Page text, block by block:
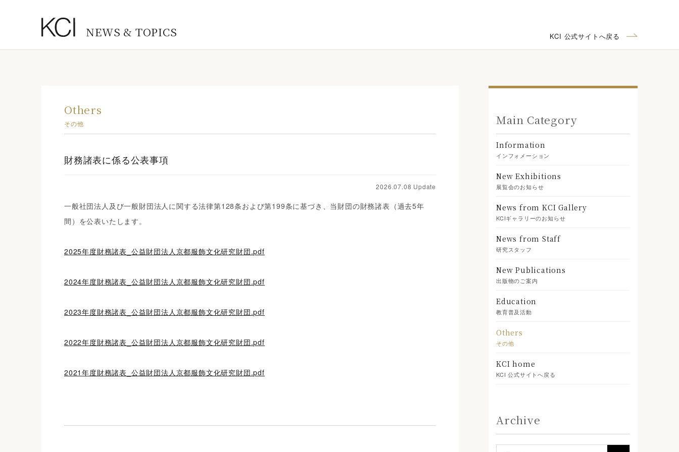
NEWS & TOPICS KCI 公式サイトへ戻る
Others
その他
財務諸表に係る公表事項
2026.07.08 Update
一般社団法人及び一般財団法人に関する法律第128条および第199条に基づき、当財団の財務諸表（過去5年
間）を公表いたします。
2025年度財務諸表_公益財団法人京都服飾文化研究財団.pdf
2024年度財務諸表_公益財団法人京都服飾文化研究財団.pdf
2023年度財務諸表_公益財団法人京都服飾文化研究財団.pdf
2022年度財務諸表_公益財団法人京都服飾文化研究財団.pdf
2021年度財務諸表_公益財団法人京都服飾文化研究財団.pdf
Main Category
Information
インフォメーション
New Exhibitions
展覧会のお知らせ
News from KCI Gallery
KCIギャラリーのお知らせ
News from Staff
研究スタッフ
New Publications
出版物のご案内
Education
教育普及活動
Others
その他
KCI home
KCI 公式サイトへ戻る
Archive